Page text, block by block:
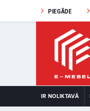
PIEGĀDE
IR NOLIKTAVĀ